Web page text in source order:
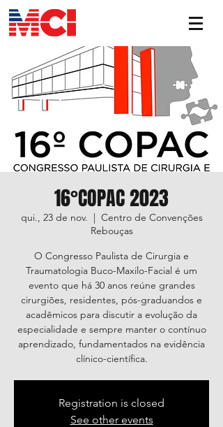
16°COPAC 2023
qui., 23 de nov.
  |
Centro de Convenções
Rebouças
O Congresso Paulista de Cirurgia e
Traumatologia Buco-Maxilo-Facial é um
evento que há 30 anos reúne grandes
cirurgiões, residentes, pós-graduandos e
acadêmicos para discutir a evolução da
especialidade e sempre manter o contínuo
aprendizado, fundamentados na evidência
clínico-científica.
Registration is closed
See other events